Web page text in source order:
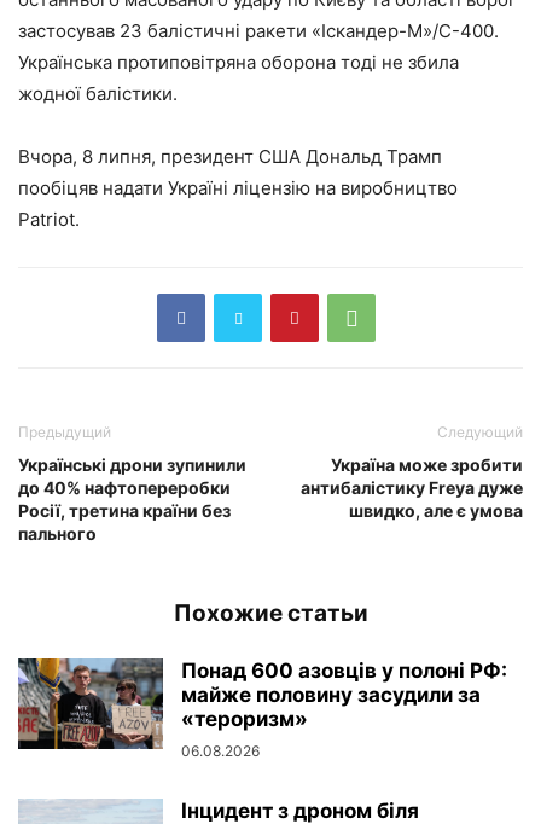
застосував 23 балістичні ракети «Іскандер-М»/С-400.
Українська протиповітряна оборона тоді не збила
жодної балістики.
Вчора, 8 липня, президент США Дональд Трамп
пообіцяв надати Україні ліцензію на виробництво
Patriot.
Предыдущий
Українські дрони зупинили
до 40% нафтопереробки
Росії, третина країни без
пального
Следующий
Україна може зробити
антибалістику Freya дуже
швидко, але є умова
Похожие статьи
Понад 600 азовців у полоні РФ:
майже половину засудили за
«тероризм»
06.08.2026
Інцидент з дроном біля